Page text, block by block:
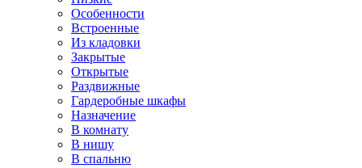
Особенности
Встроенные
Из кладовки
Закрытые
Открытые
Раздвижные
Гардеробные шкафы
Назначение
В комнату
В нишу
В спальню